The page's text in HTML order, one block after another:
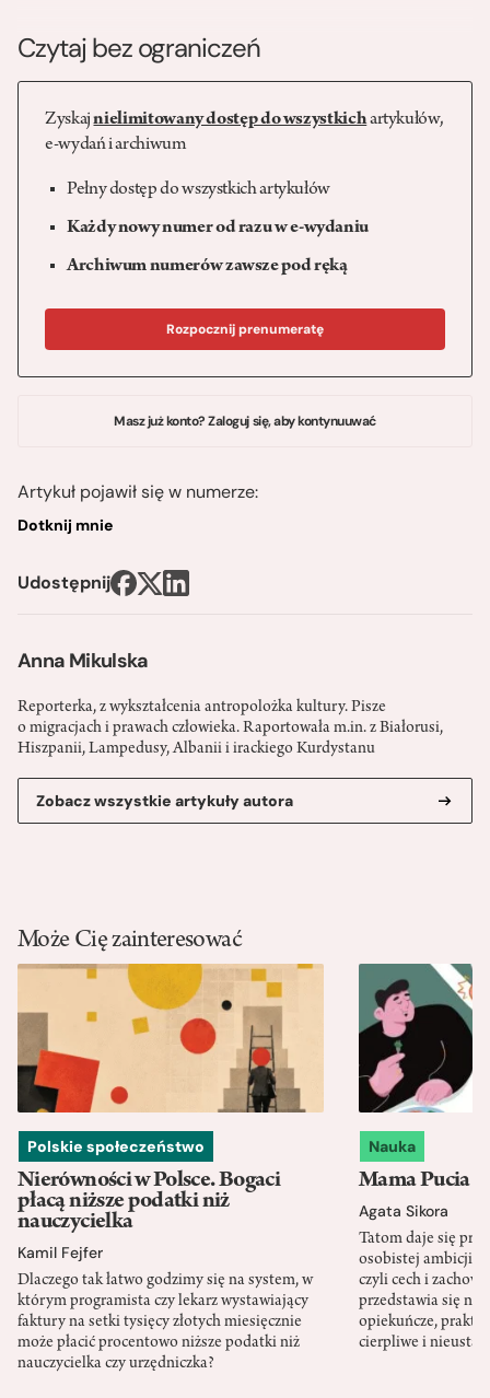
Anna Mikulska
Reporterka, z wykształcenia antropolożka kultury. Pisze
o migracjach i prawach człowieka. Raportowała m.in. z Białorusi,
Hiszpanii, Lampedusy, Albanii i irackiego Kurdystanu
Zobacz wszystkie artykuły autora
Czytaj bez ograniczeń
Zyskajnielimitowany dostęp do wszystkichartykułów,
e-wydań i archiwum
Pełny dostęp do wszystkich artykułów
Każdy nowy numer od razu w e-wydaniu
Archiwum numerów zawsze pod ręką
Rozpocznij prenumeratę
Masz już konto? Zaloguj się, aby kontynuuwać
Artykuł pojawił się w numerze:
Dotknij mnie
Udostępnij
Może Cię zainteresować
Polskie społeczeństwo
Nierówności w Polsce. Bogaci
płacą niższe podatki niż
nauczycielka
Kamil Fejfer
Dlaczego tak łatwo godzimy się na system, w
którym programista czy lekarz wystawiający
faktury na setki tysięcy złotych miesięcznie
może płacić procentowo niższe podatki niż
nauczycielka czy urzędniczka?
Nauka
Mama Pucia
Agata Sikora
Tatom daje się
osobistej ambicji,
czyli cech i
przedstawia się
opiekuńcze,
cierpliwe i